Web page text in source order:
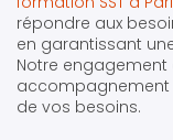
répondre aux
en garantissant
Notre engagement
accompagnement
de vos besoins.